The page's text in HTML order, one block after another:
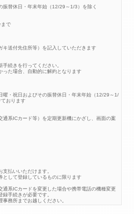
替休日・年末年始（12/29～1/3）を除く
まで
送付先住所等）を記入していただきます
続きを行ってください。
た場合、自動的に解約となります
・祝日およびその振替休日・年末年始（12/29～1/
おります
通系ICカード等）を定期更新機にかざし、画面の案
払いいただけます。
して登録しているものに限ります
通系ICカードを変更した場合や携帯電話の機種変更
手続きが必要です。
務所までお越しください。